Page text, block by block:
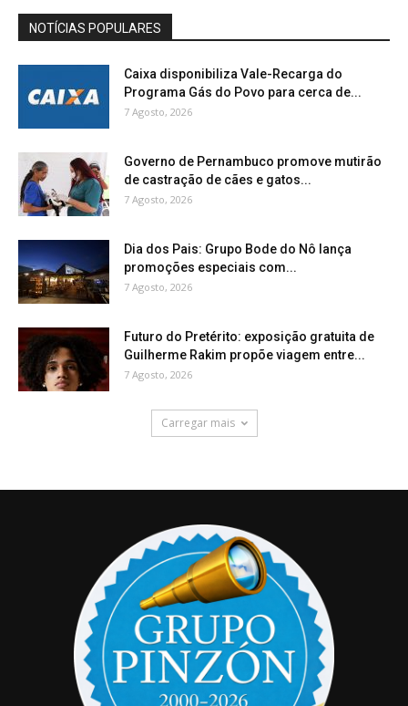
NOTÍCIAS POPULARES
Caixa disponibiliza Vale-Recarga do
Programa Gás do Povo para cerca de...
7 Agosto, 2026
Governo de Pernambuco promove mutirão
de castração de cães e gatos...
7 Agosto, 2026
Dia dos Pais: Grupo Bode do Nô lança
promoções especiais com...
7 Agosto, 2026
Futuro do Pretérito: exposição gratuita de
Guilherme Rakim propõe viagem entre...
7 Agosto, 2026
Carregar mais